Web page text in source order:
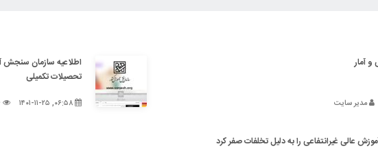
و آمار
مدیر سایت
اطلاعیه‌ سازمان‌ سنجش‌
تحصیلات‌ تکمیلی‌